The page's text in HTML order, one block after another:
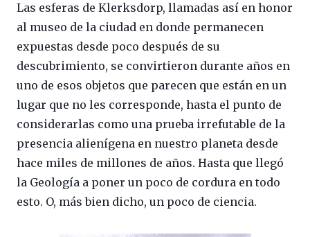
Las esferas de Klerksdorp, llamadas así en honor
al museo de la ciudad en donde permanecen
expuestas desde poco después de su
descubrimiento, se convirtieron durante años en
uno de esos objetos que parecen que están en un
lugar que no les corresponde, hasta el punto de
considerarlas como una prueba irrefutable de la
presencia alienígena en nuestro planeta desde
hace miles de millones de años. Hasta que llegó
la Geología a poner un poco de cordura en todo
esto. O, más bien dicho, un poco de ciencia.